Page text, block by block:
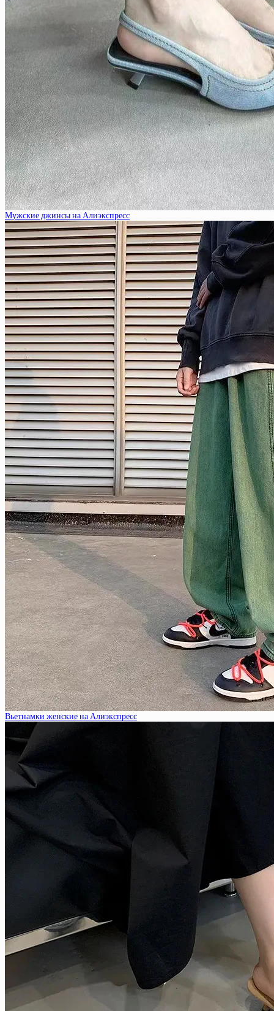
Мужские джинсы на Алиэкспресс
Вьетнамки женские на Алиэкспресс